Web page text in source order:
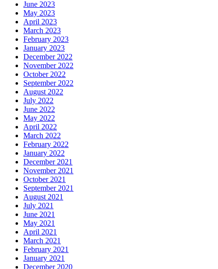
June 2023
May 2023
April 2023
March 2023
February 2023
January 2023
December 2022
November 2022
October 2022
September 2022
August 2022
July 2022
June 2022
May 2022
April 2022
March 2022
February 2022
January 2022
December 2021
November 2021
October 2021
September 2021
August 2021
July 2021
June 2021
May 2021
April 2021
March 2021
February 2021
January 2021
December 2020